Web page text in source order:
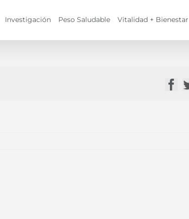
Investigación Peso Saludable Vitalidad + Bienestar